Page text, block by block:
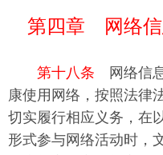
第四章 网络信
第十八条 网络信
康使用网络，按照法律
切实履行相应义务，在
形式参与网络活动时，